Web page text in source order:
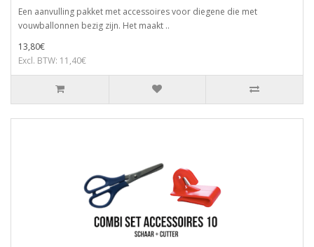
Een aanvulling pakket met accessoires voor diegene die met
vouwballonnen bezig zijn. Het maakt ..
13,80€
Excl. BTW: 11,40€